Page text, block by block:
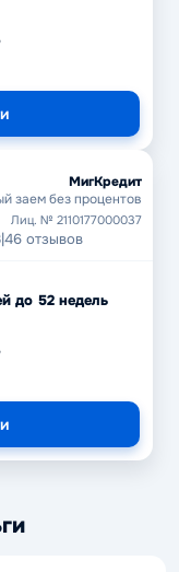
МигКредит
заем без процентов
Лиц. № 2110177000037
|46 отзывов
до 52 недель